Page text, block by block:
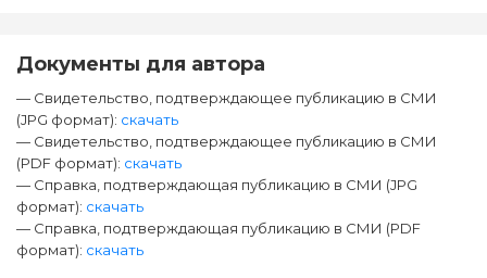
Документы для автора
— Свидетельство, подтверждающее публикацию в СМИ
(JPG формат): скачать
— Свидетельство, подтверждающее публикацию в СМИ
(PDF формат): скачать
— Справка, подтверждающая публикацию в СМИ (JPG
формат): скачать
— Справка, подтверждающая публикацию в СМИ (PDF
формат): скачать